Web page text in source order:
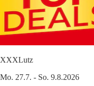
XXXLutz
Mo. 27.7. - So. 9.8.2026